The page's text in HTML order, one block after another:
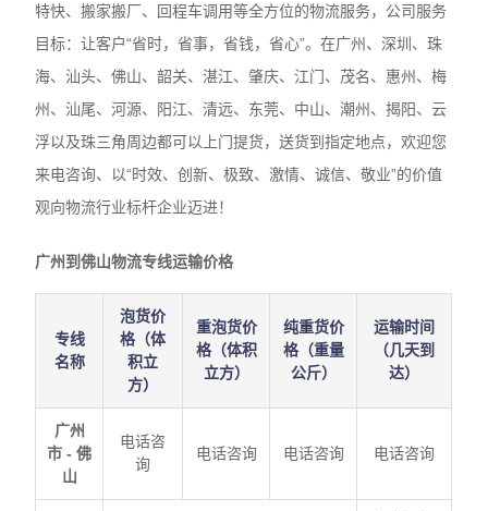
特快、搬家搬厂、回程车调用等全方位的物流服务，公司服务
目标：让客户“省时，省事，省钱，省心”。在广州、深圳、珠
海、汕头、佛山、韶关、湛江、肇庆、江门、茂名、惠州、梅
州、汕尾、河源、阳江、清远、东莞、中山、潮州、揭阳、云
浮以及珠三角周边都可以上门提货，送货到指定地点，欢迎您
来电咨询、以“时效、创新、极致、激情、诚信、敬业”的价值
观向物流行业标杆企业迈进！
广州到佛山物流专线运输价格
专线
名称
泡货价
格（体
积立
方）
重泡货价
格（体积
立方）
纯重货价
格（重量
公斤）
运输时间
（几天到
达）
广州
市 - 佛
山
电话咨
询
电话咨询 电话咨询 电话咨询